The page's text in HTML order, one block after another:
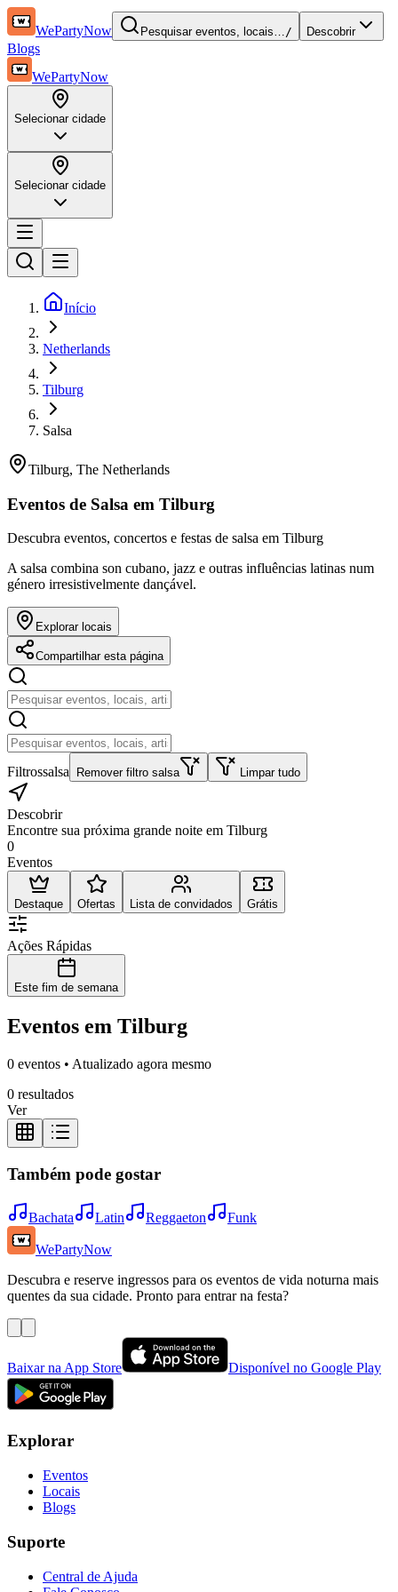
WePartyNow Pesquisar eventos, locais…/ Descobrir
Blogs
WePartyNow
Selecionar cidade
Selecionar cidade
Início
Netherlands
Tilburg
Salsa
Tilburg, The Netherlands
Eventos de Salsa em Tilburg
Descubra eventos, concertos e festas de salsa em Tilburg
A salsa combina son cubano, jazz e outras influências latinas num
género irresistivelmente dançável.
Explorar locais
Compartilhar esta página
Filtrossalsa Remover filtro salsa Limpar tudo
Descobrir
Encontre sua próxima grande noite em Tilburg
0
Eventos
Destaque Ofertas Lista de convidados Grátis
Ações Rápidas
Este fim de semana
Eventos em Tilburg
0 eventos • Atualizado agora mesmo
0 resultados
Ver
Também pode gostar
Bachata Latin Reggaeton Funk
WePartyNow
Descubra e reserve ingressos para os eventos de vida noturna mais
quentes da sua cidade. Pronto para entrar na festa?
Baixar na App Store Disponível no Google Play
Explorar
Eventos
Locais
Blogs
Suporte
Central de Ajuda